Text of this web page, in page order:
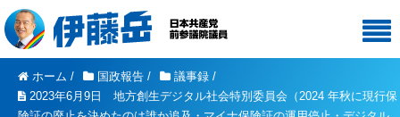
ホーム / 国政報告 / 議事録 /
2023年6月9日 地方創生デジタル社会特別委員会（2024 年秋に現行保